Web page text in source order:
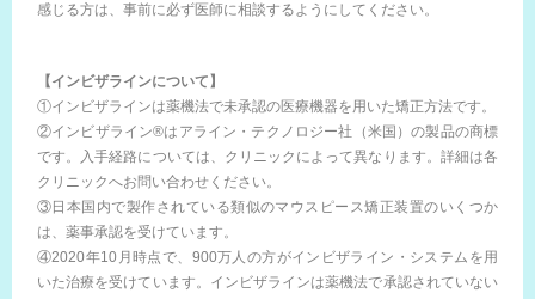
感じる方は、事前に必ず医師に相談するようにしてください。
【インビザラインについて】
①インビザラインは薬機法で未承認の医療機器を用いた矯正方法です。
②インビザライン®はアライン・テクノロジー社（米国）の製品の商標
です。入手経路については、クリニックによって異なります。詳細は各
クリニックへお問い合わせください。
③日本国内で製作されている類似のマウスピース矯正装置のいくつか
は、薬事承認を受けています。
④2020年10月時点で、900万人の方がインビザライン・システムを用
いた治療を受けています。インビザラインは薬機法で承認されていない